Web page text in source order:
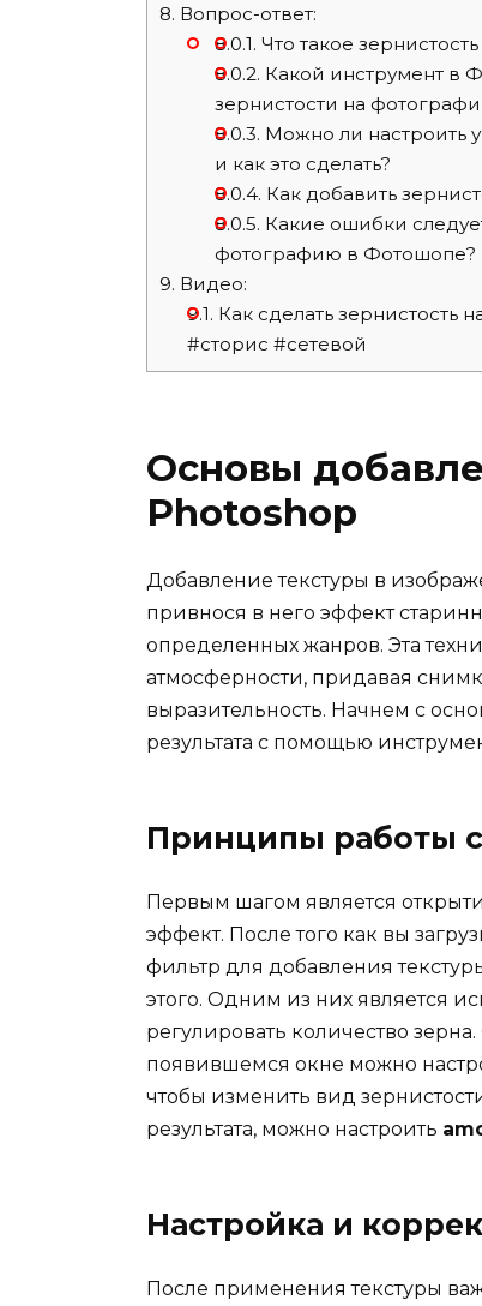
8. Вопрос-ответ:
8.0.1. Что такое
8.0.2. Какой инструмент в
зернистости на
8.0.3. Можно ли настроить
и как это сделать?
8.0.4. Как добавить
8.0.5. Какие ошибки
фотографию в Фотошопе?
9. Видео:
9.1. Как сделать зернистость
#сторис #сетевой
Основы
Photoshop
Добавление текстуры в
привнося в него эффект
определенных жанров. Эта
атмосферности, придавая
выразительность. Начнем с
результата с помощью
Принципы работы
Первым шагом является
эффект. После того как вы
фильтр для добавления
этого. Одним из них является
регулировать количество
появившемся окне можно
чтобы изменить вид
результата, можно настроить
Настройка и
После применения текстуры